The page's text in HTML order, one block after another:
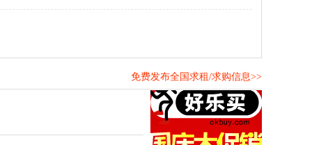
免费发布全国求租/求购信息>>